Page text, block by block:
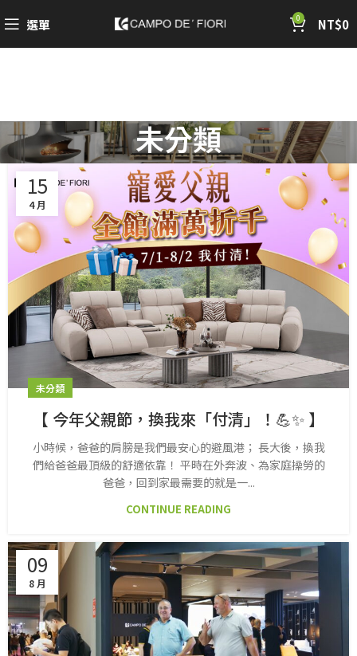
選單 0 NT$0
未分類
15
4 月
未分類
【 今年父親節，換我來「付清」！💪✨ 】
小時候，爸爸的肩膀是我們最安心的避風港； 長大後，換我
們給爸爸最頂級的舒適依靠！ 平時在外奔波、為家庭操勞的
爸爸，回到家最需要的就是一...
CONTINUE READING
09
8 月